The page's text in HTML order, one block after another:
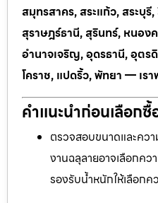
สมุทรสาคร, สระแก้ว, สระบุ
สุราษฎร์ธานี, สุรินทร์, หนอง
อำนาจเจริญ, อุดรธานี, อุต
โคราช, แปดริ้ว, พัทยา — เ
คำแนะนำก่อนเลือก
ตรวจสอบขนาดและคว
งานฉลุลายอาจเลือกคว
รองรับน้ำหนักให้เลือก